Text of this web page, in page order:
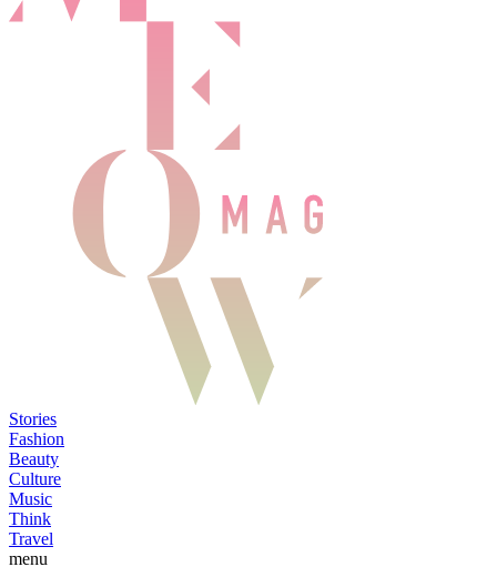
Stories
Fashion
Beauty
Culture
Music
Think
Travel
menu